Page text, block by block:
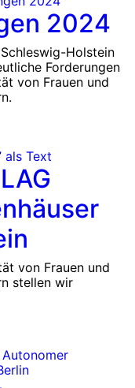
2024
Holstein
Forderungen
von Frauen und
von Frauen und
stellen wir